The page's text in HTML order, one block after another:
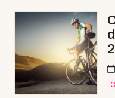
Artistes en tournée
Actus à Agde
Magazine à Agde